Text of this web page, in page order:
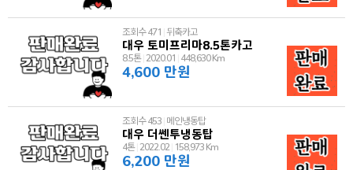
조회수 471 뒤축카고
대우 토미프리마8.5톤카고
8.5톤 2020.01 448,630 Km
4,600 만원
조회수 453 메인냉동탑
대우 더쎈투냉동탑
4톤 2022.02 158,973 Km
6,200 만원